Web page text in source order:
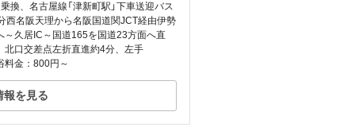
乗換、名古屋線「津新町駅」下車送迎バス
西名阪天理から名阪国道関JCT経由伊勢
～久居IC～国道165を国道23方面へ直
北口交差点左折直進約4分、左手
料金：800円～
報を見る